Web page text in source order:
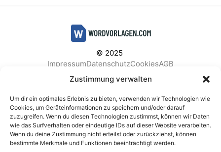
Zustimmung verwalten
Um dir ein optimales Erlebnis zu bieten, verwenden wir Technologien wie
Cookies, um Geräteinformationen zu speichern und/oder darauf
zuzugreifen. Wenn du diesen Technologien zustimmst, können wir Daten
wie das Surfverhalten oder eindeutige IDs auf dieser Website verarbeiten.
Wenn du deine Zustimmung nicht erteilst oder zurückziehst, können
bestimmte Merkmale und Funktionen beeinträchtigt werden.
© 2025
ImpressumDatenschutzCookiesAGB
Facebook
Instagram
BELIEBTE KATEGORIEN
Berichte & Analysen Business
Einkauf & Beschaffung